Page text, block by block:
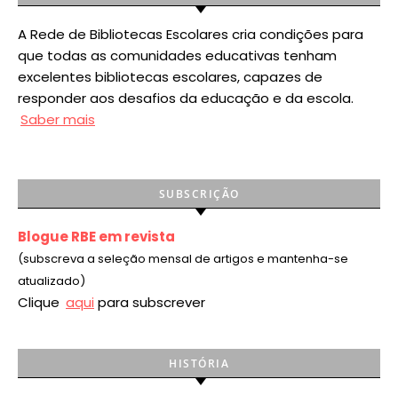
A Rede de Bibliotecas Escolares cria condições para
que todas as comunidades educativas tenham
excelentes bibliotecas escolares, capazes de
responder aos desafios da educação e da escola.
Saber mais
SUBSCRIÇÃO
Blogue RBE em revista
(subscreva a seleção mensal de artigos e mantenha-se
atualizado)
Clique aqui para subscrever
HISTÓRIA